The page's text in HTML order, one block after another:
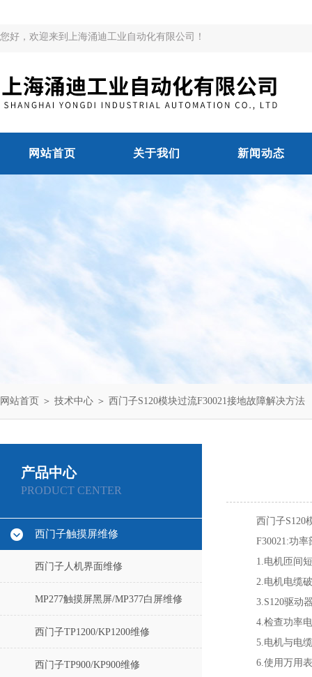
您好，欢迎来到上海涌迪工业自动化有限公司！
网站首页 关于我们 新闻动态
网站首页 ＞ 技术中心 ＞ 西门子S120模块过流F30021接地故障解决方法
产品中心
PRODUCT CENTER
西门子触摸屏维修
西门子人机界面维修
MP277触摸屏黑屏/MP377白屏维修
西门子TP1200/KP1200维修
西门子TP900/KP900维修
西门子S120
F30021:功
1.电机匝间
2.电机电缆
3.S120驱动
4.检查功率
5.电机与电
6.使用万用